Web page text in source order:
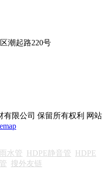
潮起路220号
有限公司 保留所有权利 网站
水管 HDPE静音管 HDPE
搜外友链